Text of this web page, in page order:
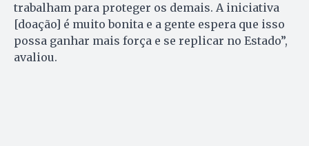
trabalham para proteger os demais. A iniciativa
[doação] é muito bonita e a gente espera que isso
possa ganhar mais força e se replicar no Estado”,
avaliou.